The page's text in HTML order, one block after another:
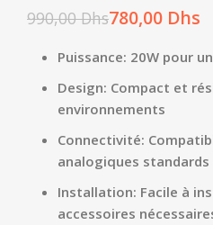
990,00Dhs780,00 Dhs
Puissance: 20W pour
Design: Compact et
environnements
Connectivité:
analogiques standards
Installation: Facile à
accessoires